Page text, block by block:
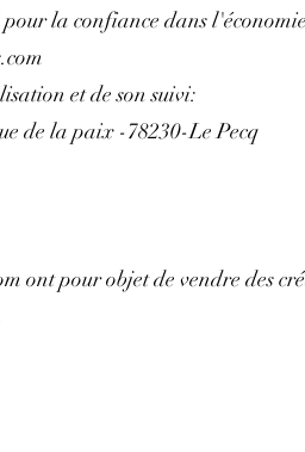
la confiance dans
et de son suivi:
de la paix -78230-Le Pecq
ont pour objet de vendre des